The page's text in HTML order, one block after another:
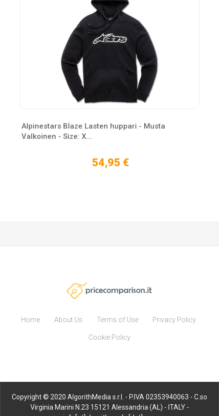
Alpinestars Blaze Lasten huppari - Musta
Valkoinen - Size: X...
54,95 €
Home About Us Terms of Use Privacy Policy
Cookie Policy
Copyright © 2020 AlgorithMedia s.r.l. - P.IVA 02353940063 - C.so
Virginia Marini N.23 15121 Alessandria (AL) - ITALY -